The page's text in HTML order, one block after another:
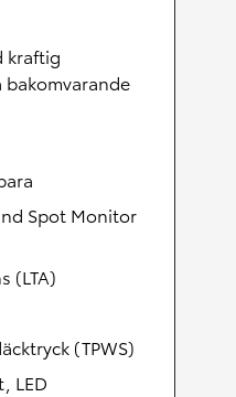
kraftig
Spot Monitor
(LTA)
(TPWS)
LED